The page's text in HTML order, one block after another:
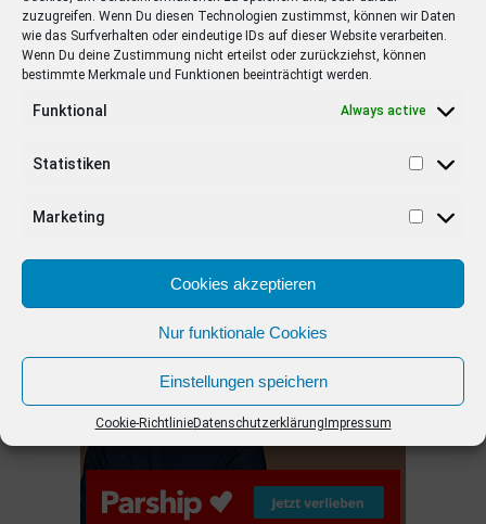
zuzugreifen. Wenn Du diesen Technologien zustimmst, können wir Daten
wie das Surfverhalten oder eindeutige IDs auf dieser Website verarbeiten.
Wenn Du deine Zustimmung nicht erteilst oder zurückziehst, können
bestimmte Merkmale und Funktionen beeinträchtigt werden.
Funktional Always active
Statistiken
Marketing
Cookies akzeptieren
Nur funktionale Cookies
Einstellungen speichern
Cookie-RichtlinieDatenschutzerklärung Impressum
Barbara Schöneberger Moderatorin
ANZEIGE